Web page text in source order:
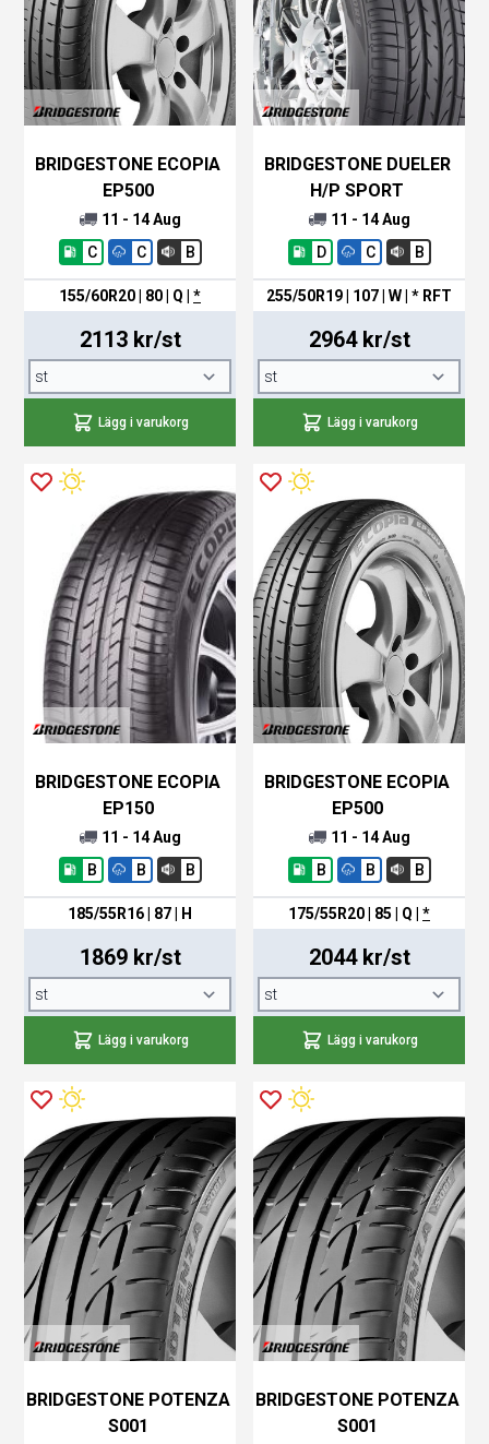
BRIDGESTONE ECOPIA
EP500
11 - 14 Aug
C
C B
155/60R20 | 80 | Q *
2113 kr/st
Lägg i varukorg
BRIDGESTONE DUELER
H/P SPORT
11 - 14 Aug
D
C B
255/50R19 | 107 | W | * RFT
2964 kr/st
Lägg i varukorg
BRIDGESTONE ECOPIA
EP150
11 - 14 Aug
B
B B
185/55R16 | 87 | H
1869 kr/st
Lägg i varukorg
BRIDGESTONE ECOPIA
EP500
11 - 14 Aug
B
B B
175/55R20 | 85 | Q *
2044 kr/st
Lägg i varukorg
BRIDGESTONE POTENZA
S001
BRIDGESTONE POTENZA
S001